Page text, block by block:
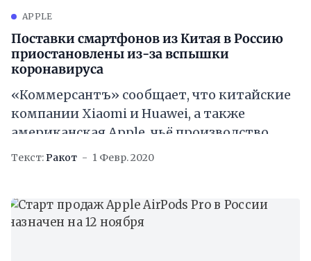
APPLE
Поставки смартфонов из Китая в Россию
приостановлены из-за вспышки
коронавируса
«Коммерсантъ» сообщает, что китайские
компании Xiaomi и Huawei, а также
американская Apple, чьё производство
находится в Китае, сдвинули график
Текст:Ракот 1 Февр. 2020